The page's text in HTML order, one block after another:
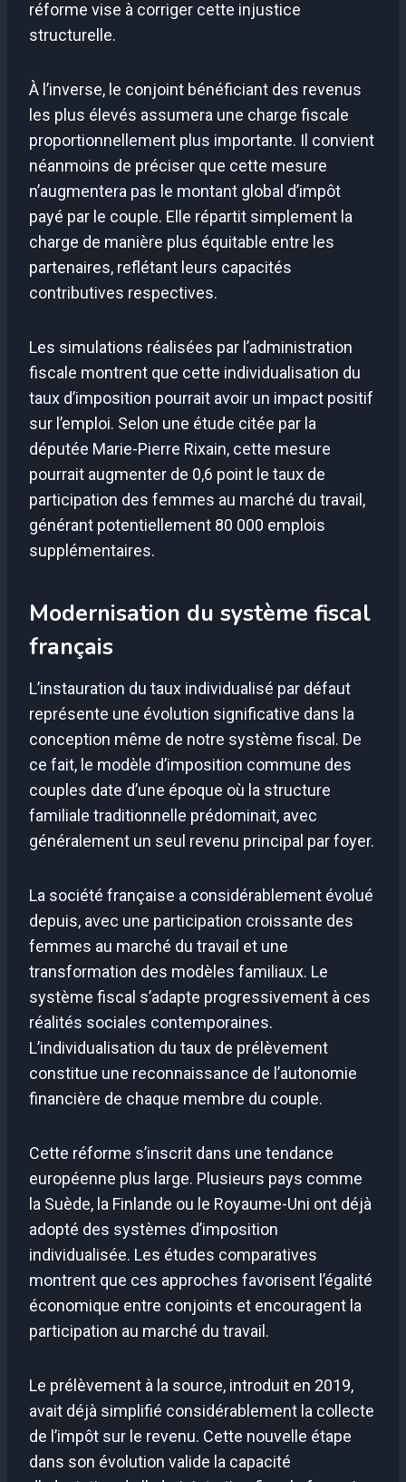
réforme vise à corriger cette injustice
structurelle.
À l’inverse, le conjoint bénéficiant des revenus
les plus élevés assumera une charge fiscale
proportionnellement plus importante. Il convient
néanmoins de préciser que cette mesure
n’augmentera pas le montant global d’impôt
payé par le couple. Elle répartit simplement la
charge de manière plus équitable entre les
partenaires, reflétant leurs capacités
contributives respectives.
Les simulations réalisées par l’administration
fiscale montrent que cette individualisation du
taux d’imposition pourrait avoir un impact positif
sur l’emploi. Selon une étude citée par la
députée Marie-Pierre Rixain, cette mesure
pourrait augmenter de 0,6 point le taux de
participation des femmes au marché du travail,
générant potentiellement 80 000 emplois
supplémentaires.
Modernisation du système fiscal
français
L’instauration du taux individualisé par défaut
représente une évolution significative dans la
conception même de notre système fiscal. De
ce fait, le modèle d’imposition commune des
couples date d’une époque où la structure
familiale traditionnelle prédominait, avec
généralement un seul revenu principal par foyer.
La société française a considérablement évolué
depuis, avec une participation croissante des
femmes au marché du travail et une
transformation des modèles familiaux. Le
système fiscal s’adapte progressivement à ces
réalités sociales contemporaines.
L’individualisation du taux de prélèvement
constitue une reconnaissance de l’autonomie
financière de chaque membre du couple.
Cette réforme s’inscrit dans une tendance
européenne plus large. Plusieurs pays comme
la Suède, la Finlande ou le Royaume-Uni ont déjà
adopté des systèmes d’imposition
individualisée. Les études comparatives
montrent que ces approches favorisent l’égalité
économique entre conjoints et encouragent la
participation au marché du travail.
Le prélèvement à la source, introduit en 2019,
avait déjà simplifié considérablement la collecte
de l’impôt sur le revenu. Cette nouvelle étape
dans son évolution valide la capacité